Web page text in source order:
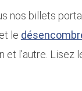
nos billets
et le
et l’autre. Lisez